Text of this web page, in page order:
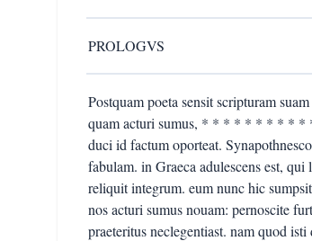
PROLOGVS
Postquam poeta sensit scripturam
quam acturi sumus, * * * * * * * * * *
duci id factum oporteat.
fabulam. in Graeca adulescens est,
reliquit integrum. eum nunc hic
nos acturi sumus nouam: pernoscite
praeteritus neclegentiast. nam quod